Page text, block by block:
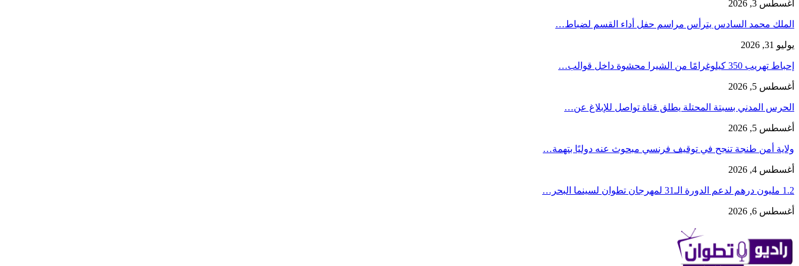
أغسطس 3, 2026
الملك محمد السادس يترأس مراسم حفل أداء القسم لضباط…
يوليو 31, 2026
إحباط تهريب 350 كيلوغرامًا من الشيرا محشوة داخل قوالب…
أغسطس 5, 2026
الحرس المدني بسبتة المحتلة يطلق قناة تواصل للإبلاغ عن…
أغسطس 5, 2026
ولاية أمن طنجة تنجح في توقيف فرنسي مبحوث عنه دوليًا بتهمة…
أغسطس 4, 2026
1.2 مليون درهم لدعم الدورة الـ31 لمهرجان تطوان لسينما البحر…
أغسطس 6, 2026